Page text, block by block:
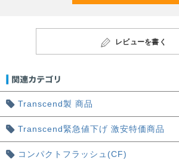
レビューを書く
Transcend製 商品
Transcend緊急値下げ 激安特価商品
コンパクトフラッシュ(CF)